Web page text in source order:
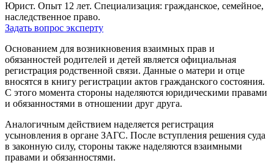
Юрист. Опыт 12 лет. Специализация: гражданское, семейное,
наследственное право.
Задать вопрос эксперту
Основанием для возникновения взаимных прав и
обязанностей родителей и детей является официальная
регистрация родственной связи. Данные о матери и отце
вносятся в книгу регистрации актов гражданского состояния.
С этого момента стороны наделяются юридическими правами
и обязанностями в отношении друг друга.
Аналогичным действием наделяется регистрация
усыновления в органе ЗАГС. После вступления решения суда
в законную силу, стороны также наделяются взаимными
правами и обязанностями.